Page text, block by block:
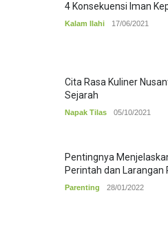
4 Konsekuensi Iman
Kalam Ilahi 17/06/2021
Cita Rasa Kuliner
Sejarah
Napak Tilas 05/10/2021
Pentingnya
Perintah dan Larangan
Parenting 28/01/2022